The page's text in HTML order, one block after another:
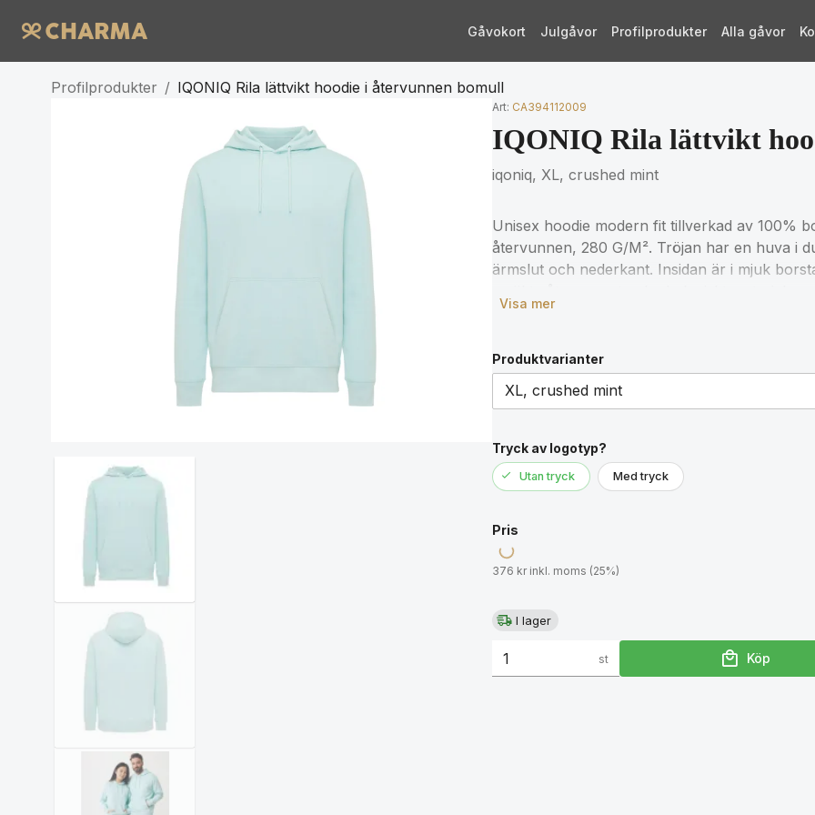
Gåvokort Julgåvor Profilprodukter Alla gåvor
Profilprodukter / IQONIQ Rila lättvikt hoodie i återvunnen bomull
Art: CA394112009
IQONIQ Rila lättvikt
iqoniq, XL, crushed mint
Unisex hoodie modern fit tillverkad av 100%
återvunnen, 280 G/M². Tröjan har en huva i
ärmslut och nederkant. Insidan är i mjuk
med hjälp av AWARE™, en fysisk spårare och
produkt kommer att doneras till Water.org.
STANDARD 100 2303045 Centexbel. På
färgvariationer förekomma.
Visa mer
Produktvarianter
Tryck av logotyp?
Utan tryck Med tryck
Pris
376 kr inkl. moms (25%)
I lager
st Köp